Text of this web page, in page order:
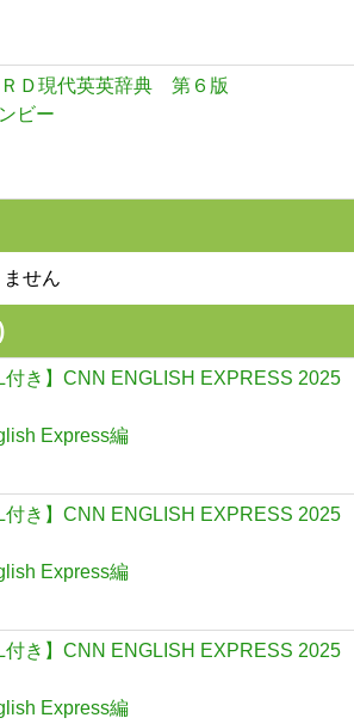
ＲＤ現代英英辞典 第６版
ビー
せん
付き】CNN ENGLISH EXPRESS 2025
Express編
付き】CNN ENGLISH EXPRESS 2025
Express編
付き】CNN ENGLISH EXPRESS 2025
Express編